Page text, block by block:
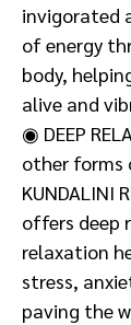
invigorated
of energy
body,
alive and
◉ DEEP
other forms
KUNDALINI
offers deep
relaxation
stress,
paving the